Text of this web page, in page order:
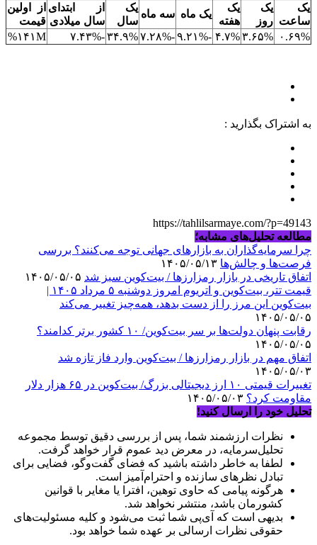
یک
ساعت
یک
روز
یک
هفته
یک ماه سه ماه
یک
سال
از ابتدای
سال میلادی
از اولین
قیمت
۰.۶۹%
۳.۶۵%۴.۷% -۹.۲۱% -۷.۲۸% ۳۴.۹%-۷.۴۳% ۱۴۱M%
به اشتراک بگذارید :
https://tahlilsarmaye.com/?p=49143
مطالعه تحلیل‌های مشابه؛
چرا سرمایه‌گذاران به بازارهای جهانی توجه می‌کنند؟ بررسی
فرصت‌ها و چالش‌ها
اتفاق تاریخی در بازار رمزارزها / بیت‌کوین سبز شد
قیمت تتر، بیت‌کوین و اتریوم امروز دوشنبه ۵ مرداد ۱۴۰۵ |
بیت‌کوین این مرز را از دست بدهد، همه‌چیز تغییر می‌کند
۱۴۰۵/۰۵/۰۵
رقابت پنهان دولت‌ها بر سر بیت‌کوین/ ۱۰ کشور برتر کدامند؟
۱۴۰۵/۰۵/۰۵
اتفاق مهم در بازار رمزارزها / بیت‌کوین وارد فاز تازه شد
۱۴۰۵/۰۵/۰۳
تغییرات قیمتی ۱۰ ارز دیجیتالی بزرگ/ بیت‌کوین در ۶۵ هزار دلار
مقاومت کرد؟
تحلیل خود را ارسال کنید!
نظرات ارزشمند شما، پس از بررسی دقیق توسط مجموعه
تحلیل‌سرمایه، در معرض دید عموم قرار خواهد گرفت.
لطفا به خاطر داشته باشید که فضای گفت‌وگو، فضایی برای
تبادل نظرهای سازنده و احترام‌آمیز است.
هرگونه پیامی که حاوی توهین، افترا یا مغایر با قوانین
کشورمان باشد، منتشر نخواهد شد.
بدیهی است که آی‌پی شما ثبت می‌شود و کلیه مسئولیت‌های
حقوقی نظرات ارسالی بر عهده شما خواهد بود.